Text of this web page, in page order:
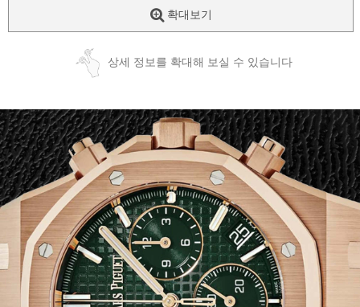
확대보기
상세 정보를 확대해 보실 수 있습니다